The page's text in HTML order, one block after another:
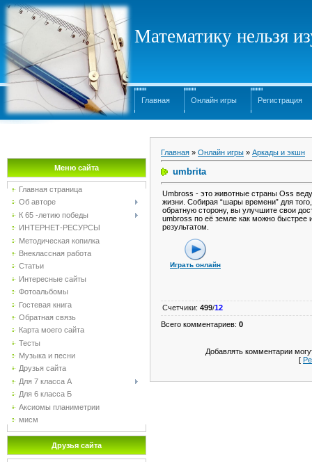
Математику нельзя
Главная Онлайн игры Регистрация
Меню сайта
Главная страница
Об авторе
К 65 -летию победы
ИНТЕРНЕТ-РЕСУРСЫ
Методическая копилка
Внеклассная работа
Статьи
Интересные сайты
Фотоальбомы
Гостевая книга
Обратная связь
Карта моего сайта
Тесты
Музыка и песни
Друзья сайта
Для 7 класса А
Для 6 класса Б
Аксиомы планиметрии
мисм
Друзья сайта
Главная » Онлайн игры » Аркады и экшн
umbrita
Umbross - это животные страны Oss
жизни. Собирая “шары времени” для
обратную сторону, вы улучшите свои
umbross по её земле как можно быстрее
результатом.
Играть онлайн
Счетчики: 499/12
Всего комментариев: 0
Добавлять комментарии
[